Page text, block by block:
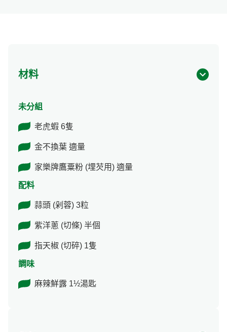
材料
未分組
老虎蝦 6隻
金不換葉 適量
家樂牌鷹粟粉 (埋芡用) 適量
配料
蒜頭 (剁蓉) 3粒
紫洋蔥 (切條) 半個
指天椒 (切碎) 1隻
調味
麻辣鮮露 1½湯匙